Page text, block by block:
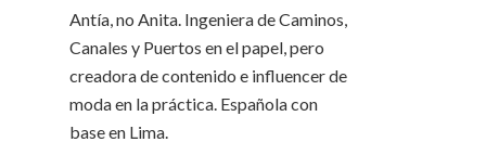
Antía, no Anita. Ingeniera de Caminos,
Canales y Puertos en el papel, pero
creadora de contenido e influencer de
moda en la práctica. Española con
base en Lima.